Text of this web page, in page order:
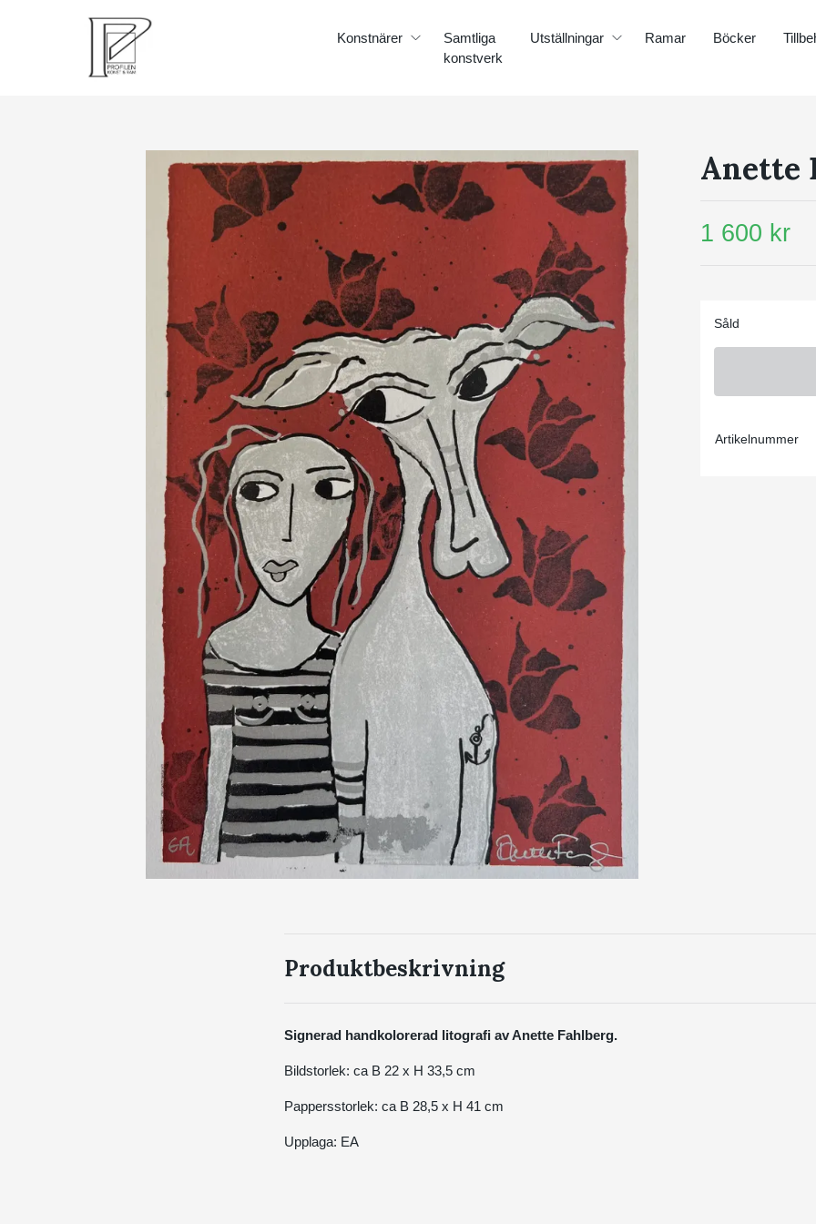
Konstnärer
Samtliga
konstverk
Utställningar Ramar Böcker
Anette
1 600 kr
Såld
Artikelnummer
Produktbeskrivning
Signerad handkolorerad litografi av Anette Fahlberg.
Bildstorlek: ca B 22 x H 33,5 cm
Pappersstorlek: ca B 28,5 x H 41 cm
Upplaga: EA